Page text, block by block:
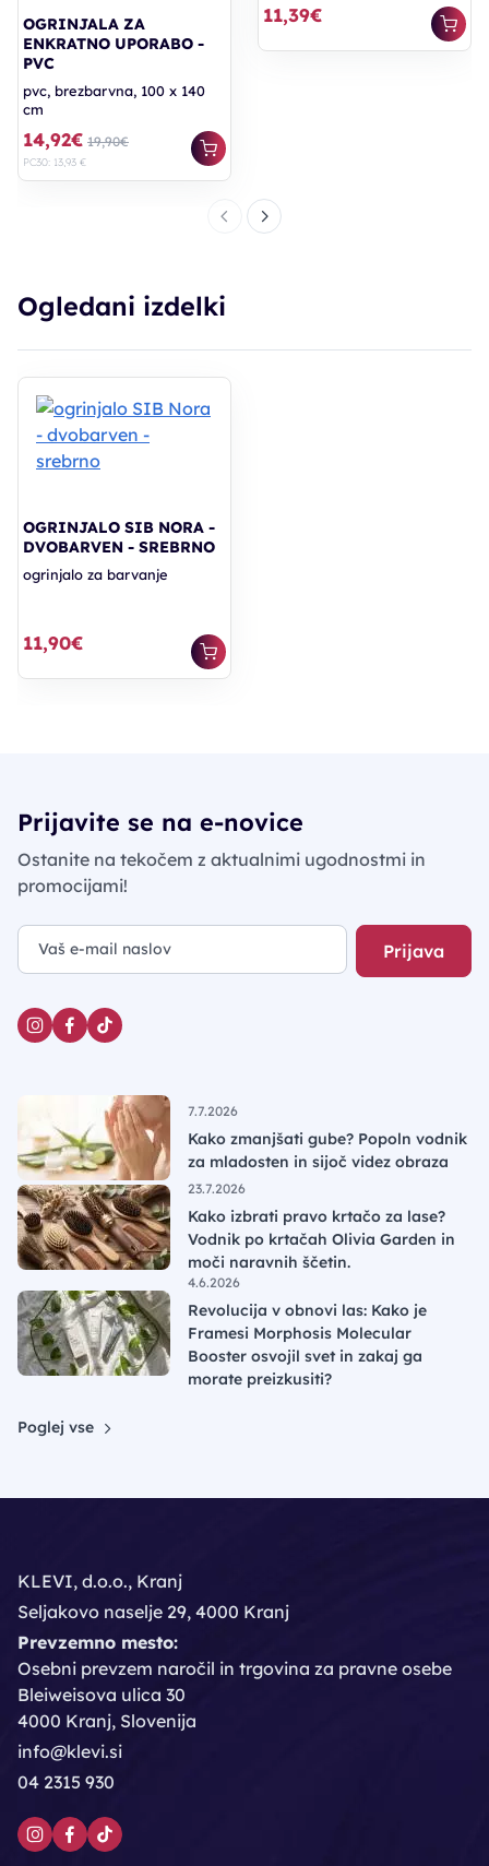
OGRINJALA ZA
ENKRATNO UPORABO -
PVC
pvc, brezbarvna, 100 x 140
cm
14,92€ 19,90€
PC30: 13,93 €
11,39€
Ogledani izdelki
OGRINJALO SIB NORA -
DVOBARVEN - SREBRNO
ogrinjalo za barvanje
11,90€
Prijavite se na e-novice
Ostanite na tekočem z aktualnimi ugodnostmi in
promocijami!
Prijava
7.7.2026
Kako zmanjšati gube? Popoln vodnik
za mladosten in sijoč videz obraza
23.7.2026
Kako izbrati pravo krtačo za lase?
Vodnik po krtačah Olivia Garden in
moči naravnih ščetin.
4.6.2026
Revolucija v obnovi las: Kako je
Framesi Morphosis Molecular
Booster osvojil svet in zakaj ga
morate preizkusiti?
Poglej vse
KLEVI, d.o.o., Kranj
Seljakovo naselje 29, 4000 Kranj
Prevzemno mesto:
Osebni prevzem naročil in trgovina za pravne osebe
Bleiweisova ulica 30
4000 Kranj, Slovenija
info@klevi.si
04 2315 930